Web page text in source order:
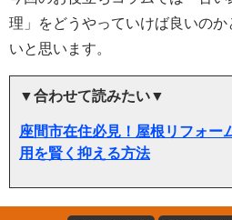
理」をどうやっていけば良いの
いと思います。
▼合わせて読みたい▼
座間市在住必見！屋根リフォー
用を賢く抑える方法